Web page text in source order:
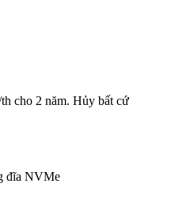
cho 2 năm. Hủy bất cứ
đĩa NVMe